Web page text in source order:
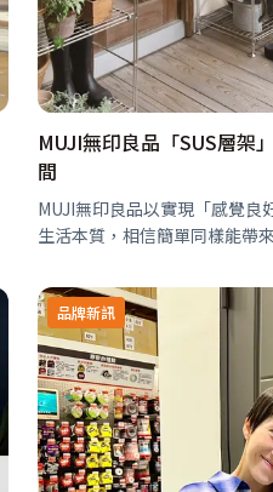
MUJI無印良品「SUS層架
間
MUJI無印良品以實現「感覺
生活本質，相信簡單同樣能帶
品牌新訊